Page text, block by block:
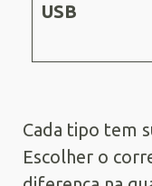
USB
Cada tipo tem
Escolher o